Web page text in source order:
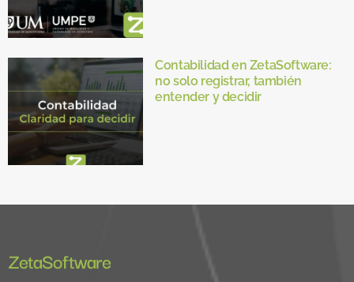
Contabilidad en ZetaSoftware:
no solo registrar, también
entender y decidir
ZetaSoftware